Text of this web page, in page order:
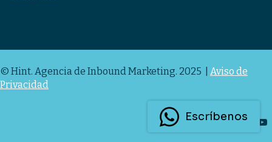
Escríbenos
© Hint. Agencia de Inbound Marketing. 2025 | Aviso de
Privacidad